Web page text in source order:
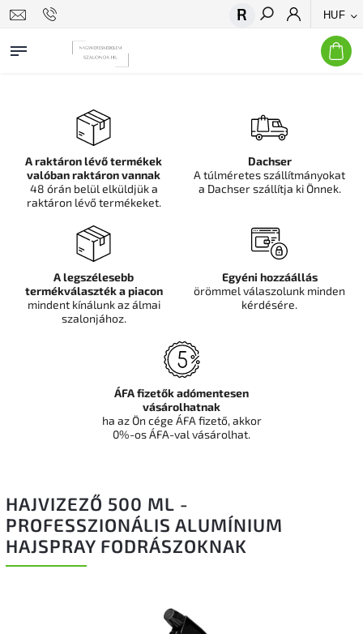
HUF
Keresés
HAJVIZEZŐ 500 ML -
PROFESSZIONÁLIS ALUMÍNIUM
HAJSPRAY FODRÁSZOKNAK
A raktáron lévő termékek
valóban raktáron vannak
48 órán belül elküldjük a
raktáron lévő termékeket.
Dachser
A túlméretes szállítmányokat
a Dachser szállítja ki Önnek.
A legszélesebb
termékválaszték a piacon
mindent kínálunk az álmai
szalonjához.
Egyéni hozzáállás
örömmel válaszolunk minden
kérdésére.
ÁFA fizetők adómentesen
vásárolhatnak
ha az Ön cége ÁFA fizető, akkor
0%-os ÁFA-val vásárolhat.